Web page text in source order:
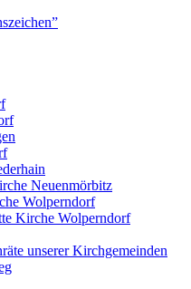
Neuenmörbitz
Wolperndorf
Kirche Wolperndorf
unserer Kirchgemeinden